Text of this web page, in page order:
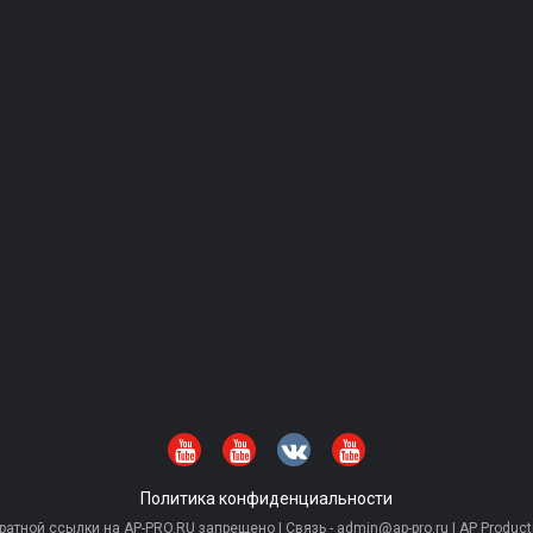
Политика конфиденциальности
ссылки на AP-PRO.RU запрещено | Связь - admin@ap-pro.ru | AP